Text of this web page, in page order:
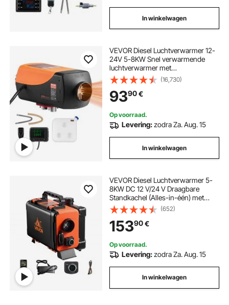
In winkelwagen
VEVOR Diesel Luchtverwarmer 12-
24V 5-8KW Snel verwarmende
luchtverwarmer met
afstandsbediening en digitaal
kleurendisplay en 10 L
brandstoftank, geluidsarm, voor
camper, vrachtwagen, boot, trailer
(16,730)
9390€
Op voorraad.
Levering:zodra Za. Aug. 15
In winkelwagen
VEVOR Diesel Luchtverwarmer 5-
8KW DC 12 V/24 V Draagbare
Standkachel (Alles-in-één) met
afstandsbediening en LCD-scherm,
Laag geluidsniveau, 4,5 L
Brandstoftank voor Vrachtwagens
en Campers
(652)
15390€
Op voorraad.
Levering:zodra Za. Aug. 15
In winkelwagen